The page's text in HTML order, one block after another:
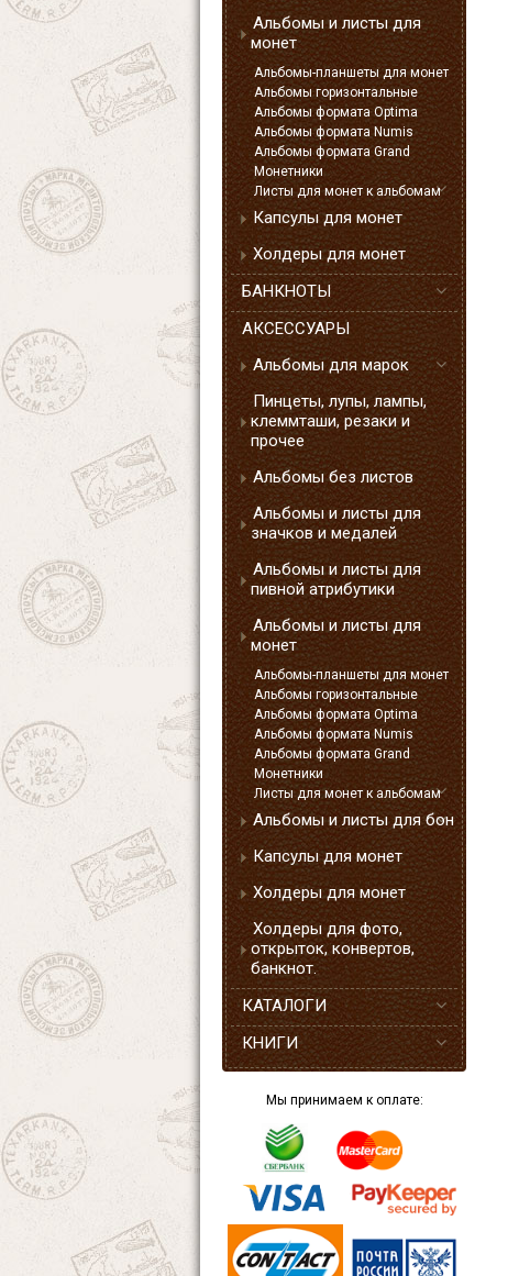
Альбомы и листы для
монет
Альбомы-планшеты для монет
Альбомы горизонтальные
Альбомы формата Optima
Альбомы формата Numis
Альбомы формата Grand
Монетники
Листы для монет к альбомам
Капсулы для монет
Холдеры для монет
БАНКНОТЫ
АКСЕССУАРЫ
Альбомы для марок
Пинцеты, лупы, лампы,
клеммташи, резаки и
прочее
Альбомы без листов
Альбомы и листы для
значков и медалей
Альбомы и листы для
пивной атрибутики
Альбомы и листы для
монет
Альбомы-планшеты для монет
Альбомы горизонтальные
Альбомы формата Optima
Альбомы формата Numis
Альбомы формата Grand
Монетники
Листы для монет к альбомам
Альбомы и листы для бон
Капсулы для монет
Холдеры для монет
Холдеры для фото,
открыток, конвертов,
банкнот.
КАТАЛОГИ
КНИГИ
Мы принимаем к оплате: